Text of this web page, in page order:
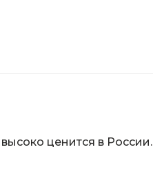
ценится в России.